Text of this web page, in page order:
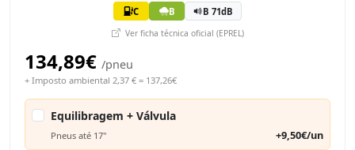
C B B 71dB
Ver ficha técnica oficial (EPREL)
134,89€ /pneu
+ Imposto ambiental 2,37 € = 137,26€
Equilibragem + Válvula
Pneus até 17" +9,50€/un